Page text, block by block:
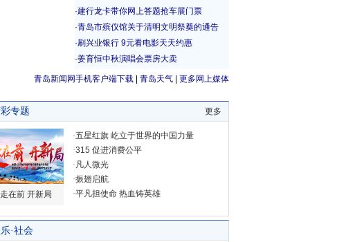
青岛新闻网手机客户端下载 青岛天气 更多网上媒体